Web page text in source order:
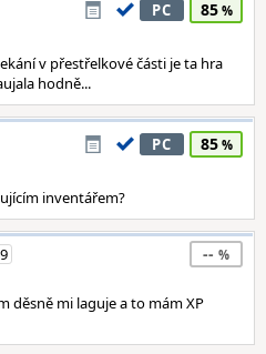
PC 85
v přestřelkové části je ta hra
hodně...
PC 85
inventářem?
--
děsně mi laguje a to mám XP